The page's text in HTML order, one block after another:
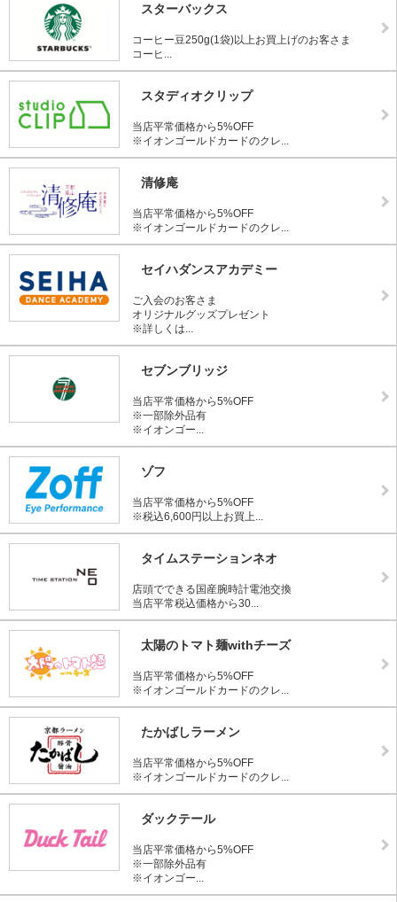
スターバックス
コーヒー豆250g(1袋)以上お買上げのお客さま
コーヒ...
スタディオクリップ
当店平常価格から5%OFF
※イオンゴールドカードのクレ...
清修庵
当店平常価格から5%OFF
※イオンゴールドカードのクレ...
セイハダンスアカデミー
ご入会のお客さま
オリジナルグッズプレゼント
※詳しくは...
セブンブリッジ
当店平常価格から5%OFF
※一部除外品有
※イオンゴー...
ゾフ
当店平常価格から5%OFF
※税込6,600円以上お買上...
タイムステーションネオ
店頭でできる国産腕時計電池交換
当店平常税込価格から30...
太陽のトマト麺withチーズ
当店平常価格から5%OFF
※イオンゴールドカードのクレ...
たかばしラーメン
当店平常価格から5%OFF
※イオンゴールドカードのクレ...
ダックテール
当店平常価格から5%OFF
※一部除外品有
※イオンゴー...